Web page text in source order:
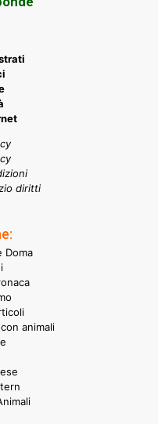
diritti
Doma
animali